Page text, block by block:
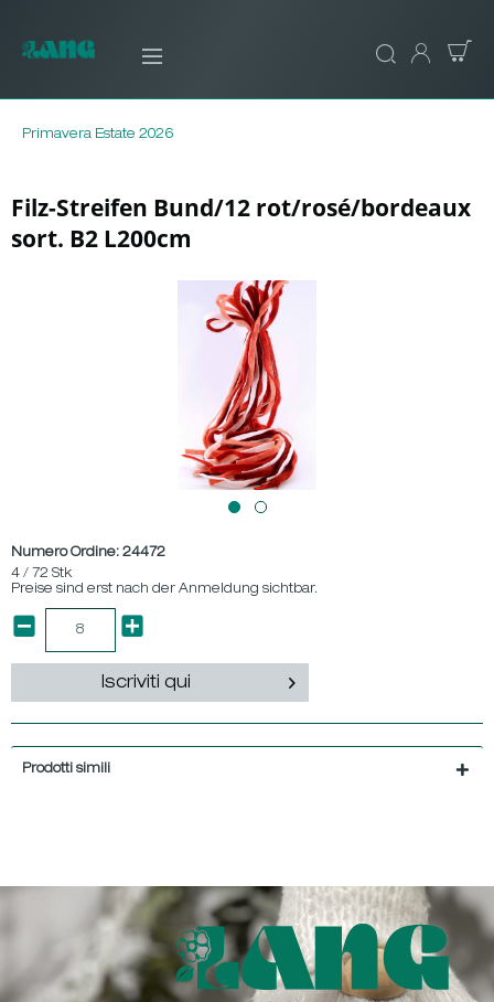
Primavera Estate 2026
Filz-Streifen Bund/12 rot/rosé/bordeaux
sort. B2 L200cm
Numero Ordine: 24472
4 / 72 Stk
Preise sind erst nach der Anmeldung sichtbar.
Iscriviti qui
Prodotti simili